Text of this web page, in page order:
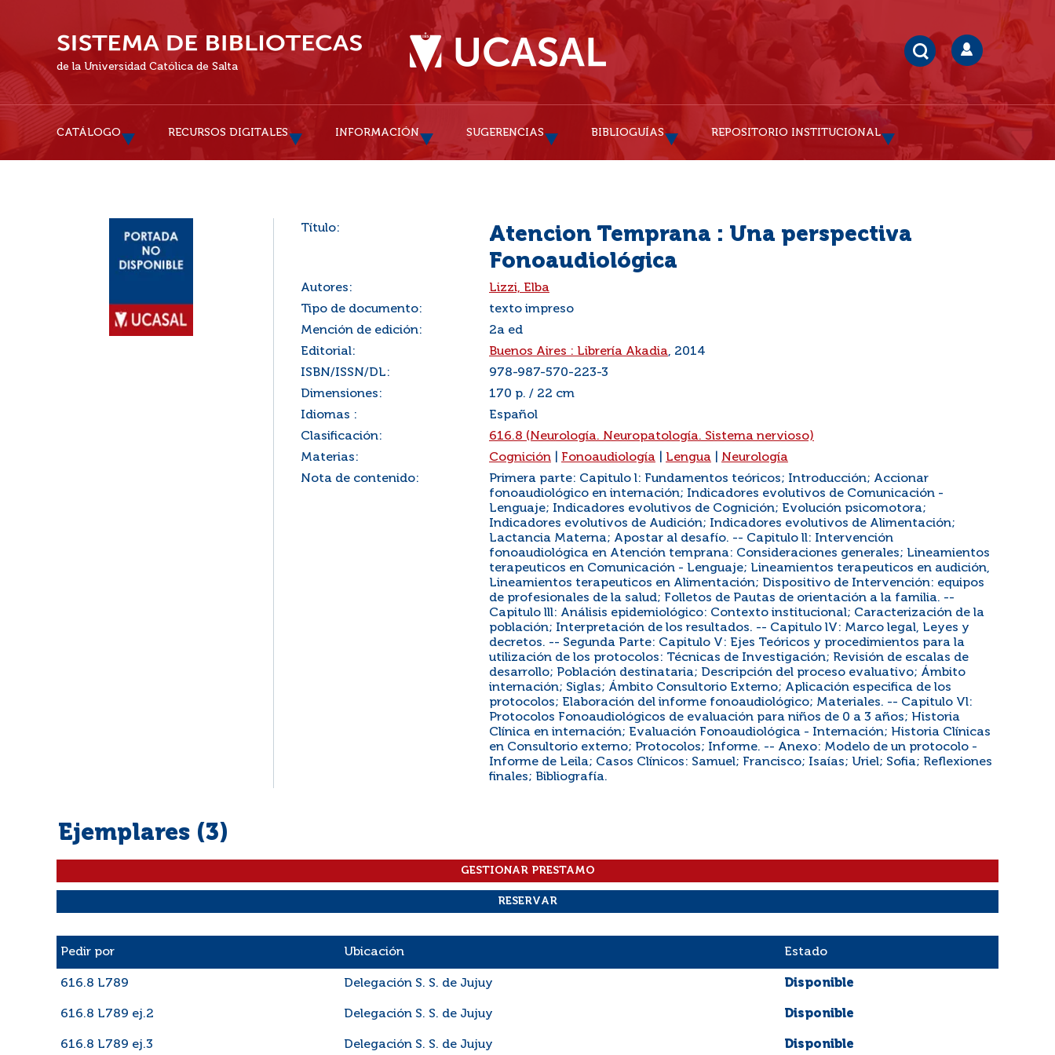
de la Universidad Católica de Salta
CATÁLOGO RECURSOS DIGITALES INFORMACIÓN SUGERENCIAS BIBLIOGUÍAS REPOSITORIO INSTITUCIONAL
Título:
Atencion Temprana : Una perspectiva
Fonoaudiológica
Autores:
Lizzi, Elba
Tipo de documento:
texto impreso
Mención de edición:
2a ed
Editorial:
Buenos Aires : Librería Akadia, 2014
ISBN/ISSN/DL:
978-987-570-223-3
Dimensiones:
170 p. / 22 cm
Idiomas :
Español
Clasificación:
616.8 (Neurología. Neuropatología. Sistema nervioso)
Materias:
Cognición Fonoaudiología Lengua
Neurología
Nota de contenido:
Primera parte: Capitulo l: Fundamentos teóricos; Introducción; Accionar
fonoaudiológico en internación; Indicadores evolutivos de Comunicación -
Lenguaje; Indicadores evolutivos de Cognición; Evolución psicomotora;
Indicadores evolutivos de Audición; Indicadores evolutivos de Alimentación;
Lactancia Materna; Apostar al desafío. -- Capitulo ll: Intervención
fonoaudiológica en Atención temprana: Consideraciones generales; Lineamientos
terapeuticos en Comunicación - Lenguaje; Lineamientos terapeuticos en audición,
Lineamientos terapeuticos en Alimentación; Dispositivo de Intervención: equipos
de profesionales de la salud; Folletos de Pautas de orientación a la familia. --
Capitulo lll: Análisis epidemiológico: Contexto institucional; Caracterización de la
población; Interpretación de los resultados. -- Capitulo lV: Marco legal, Leyes y
decretos. -- Segunda Parte: Capitulo V: Ejes Teóricos y procedimientos para la
utilización de los protocolos: Técnicas de Investigación; Revisión de escalas de
desarrollo; Población destinataria; Descripción del proceso evaluativo; Ámbito
internación; Siglas; Ámbito Consultorio Externo; Aplicación especifica de los
protocolos; Elaboración del informe fonoaudiológico; Materiales. -- Capitulo Vl:
Protocolos Fonoaudiológicos de evaluación para niños de 0 a 3 años; Historia
Clínica en internación; Evaluación Fonoaudiológica - Internación; Historia Clínicas
en Consultorio externo; Protocolos; Informe. -- Anexo: Modelo de un protocolo -
Informe de Leila; Casos Clínicos: Samuel; Francisco; Isaías; Uriel; Sofia; Reflexiones
finales; Bibliografía.
Ejemplares (3)
Pedir por Ubicación Estado
616.8 L789 Delegación S. S. de Jujuy Disponible
616.8 L789 ej.2 Delegación S. S. de Jujuy Disponible
616.8 L789 ej.3 Delegación S. S. de Jujuy Disponible